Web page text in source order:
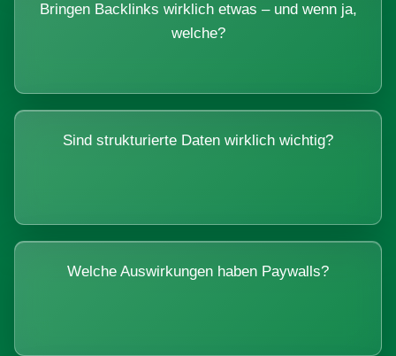
Bringen Backlinks wirklich etwas – und wenn ja,
welche?
Sind strukturierte Daten wirklich wichtig?
Welche Auswirkungen haben Paywalls?